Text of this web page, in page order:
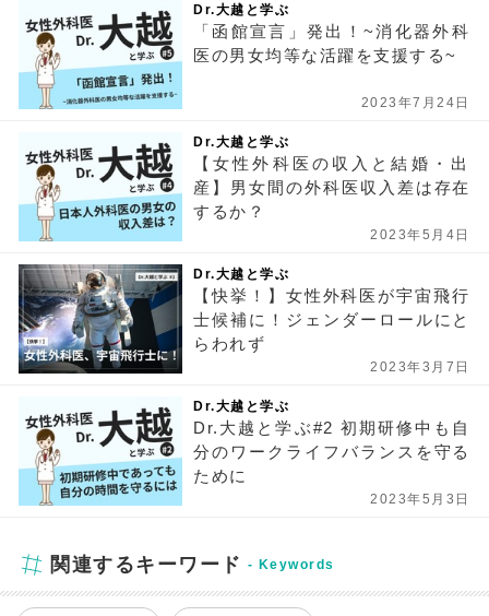
Dr.大越と学ぶ
「函館宣言」発出！~消化器外科
医の男女均等な活躍を支援する~
2023年7月24日
Dr.大越と学ぶ
【女性外科医の収入と結婚・出
産】男女間の外科医収入差は存在
するか？
2023年5月4日
Dr.大越と学ぶ
【快挙！】女性外科医が宇宙飛行
士候補に！ジェンダーロールにと
らわれず
2023年3月7日
Dr.大越と学ぶ
Dr.大越と学ぶ#2 初期研修中も自
分のワークライフバランスを守る
ために
2023年5月3日
関連するキーワード